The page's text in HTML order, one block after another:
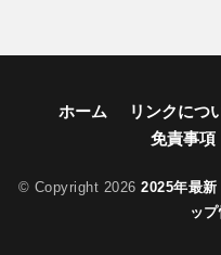
ホーム リンクにつ
免責事項
© Copyright 2026 2025年最
ッ